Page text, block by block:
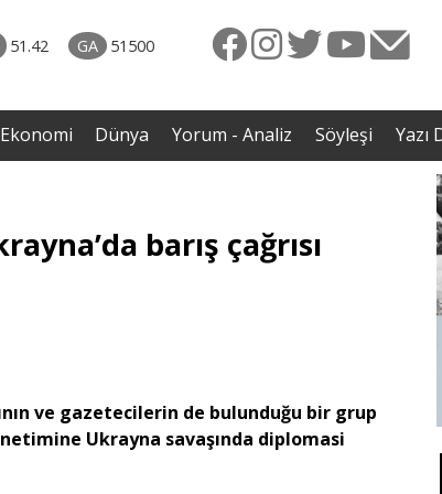
51.42 GA 51500
• Gannuşi'nin serbest bırakılması için çağrı
Ekonomi Dünya Yorum - Analiz Söyleşi Yazı
barış çağrısı
ve gazetecilerin de bulunduğu bir grup
Ukrayna savaşında diplomasi